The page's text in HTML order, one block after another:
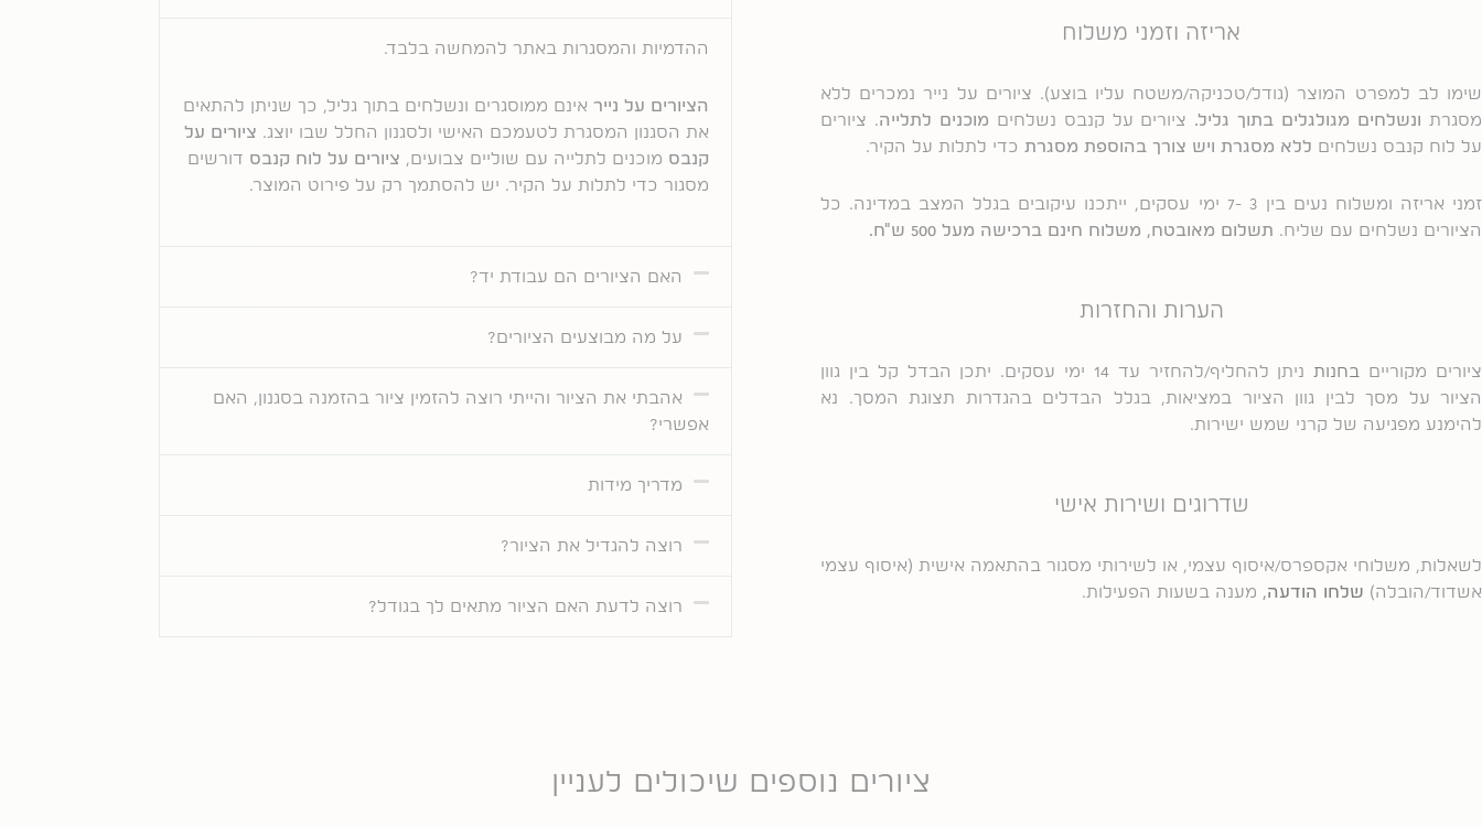
אריזה וזמני משלוח
שימו לב למפרט המוצר (גודל/טכניקה/משטח עליו בוצע). ציורים על נייר נמכרים ללא
מסגרתונשלחים מגולגלים בתוך גליל. ציורים על קנבס נשלחים מוכנים לתלייה. ציורים
על לוח קנבס נשלחים ללא מסגרת ויש צורך בהוספת מסגרת כדי לתלות על הקיר.
זמני אריזה ומשלוח נעים בין 3 -7 ימי עסקים, ייתכנו עיקובים בגלל המצב במדינה. כל
הציורים נשלחים עם שליח. תשלום מאובטח, משלוח חינם ברכישה מעל 500 ש"ח.
הערות והחזרות
ציורים מקוריים בחנות
ניתן להחליף/להחזיר עד 14 ימי עסקים. יתכן הבדל קל בין גוון
הציור על מסך לבין גוון הציור במציאות, בגלל הבדלים בהגדרות תצוגת המסך. נא
להימנע מפגיעה של קרני שמש ישירות.
שדרוגים ושירות אישי
לשאלות, משלוחי אקספרס/איסוף עצמי, או לשירותי מסגור בהתאמה אישית (איסוף עצמי
אשדוד/הובלה) שלחו הודעה, מענה בשעות הפעילות.
ההדמיות והמסגרות באתר להמחשה בלבד.
הציורים על נייר אינם ממוסגרים ונשלחים בתוך גליל, כך שניתן להתאים
את הסגנון המסגרת לטעמכם האישי ולסגנון החלל שבו יוצג. ציורים על
קנבס מוכנים לתלייה עם שוליים צבועים, ציורים על לוח קנבס דורשים
מסגור כדי לתלות על הקיר. יש להסתמך רק על פירוט המוצר.
האם הציורים הם עבודת יד?
על מה מבוצעים הציורים?
אהבתי את הציור והייתי רוצה להזמין ציור בהזמנה בסגנון, האם
אפשרי?
מדריך מידות
רוצה להגדיל את הציור?
רוצה לדעת האם הציור מתאים לך בגודל?
ציורים נוספים שיכולים לעניין